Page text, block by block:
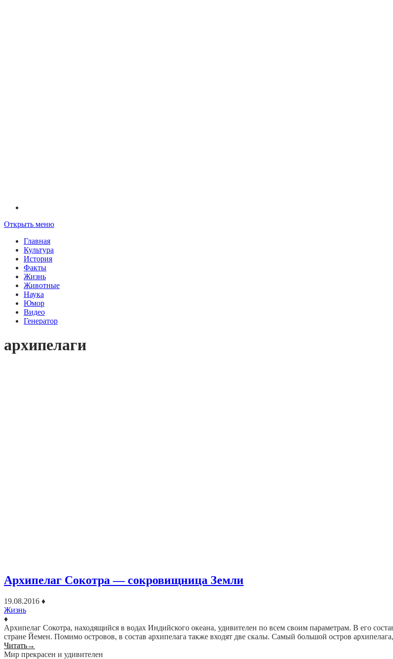
Открыть меню
Главная
Культура
История
Факты
Жизнь
Животные
Наука
Юмор
Видео
Генератор
архипелаги
Архипелаг Сокотра — сокровищница Земли
19.08.2016 ♦
Жизнь
♦
Архипелаг Сокотра, находящийся в водах Индийского океана, удивителен по всем своим параметрам. В его
стране Йемен. Помимо островов, в состав архипелага также входят две скалы. Самый большой остров
Читать→
Мир прекрасен и удивителен